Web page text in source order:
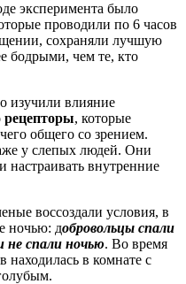
эксперимента было
проводили по 6 часов
сохраняли лучшую
бодрыми, чем те, кто
изучили влияние
рецепторы, которые
общего со зрением.
у слепых людей. Они
настраивать внутренние
воссоздали условия, в
ночью: добровольцы спали
не спали ночью. Во время
находилась в комнате с